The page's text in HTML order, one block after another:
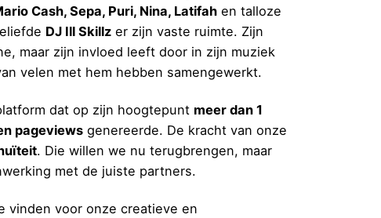
Cash, Sepa, Puri, Nina, Latifah en talloze
DJ Ill Skillz er zijn vaste ruimte. Zijn
maar zijn invloed leeft door in zijn muziek
velen met hem hebben samengewerkt.
dat op zijn hoogtepunt meer dan 1
pageviews genereerde. De kracht van onze
. Die willen we nu terugbrengen, maar
met de juiste partners.
vinden voor onze creatieve en